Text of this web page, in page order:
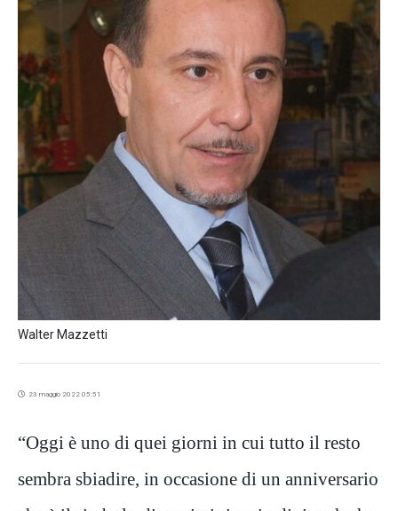
Walter Mazzetti
23 maggio 2022 05:51
“Oggi è uno di quei giorni in cui tutto il resto
sembra sbiadire, in occasione di un anniversario